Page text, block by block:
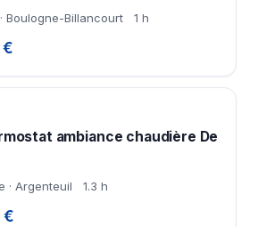
Boulogne-Billancourt 1 h
€
ambiance chaudière De
· Argenteuil 1.3 h
€